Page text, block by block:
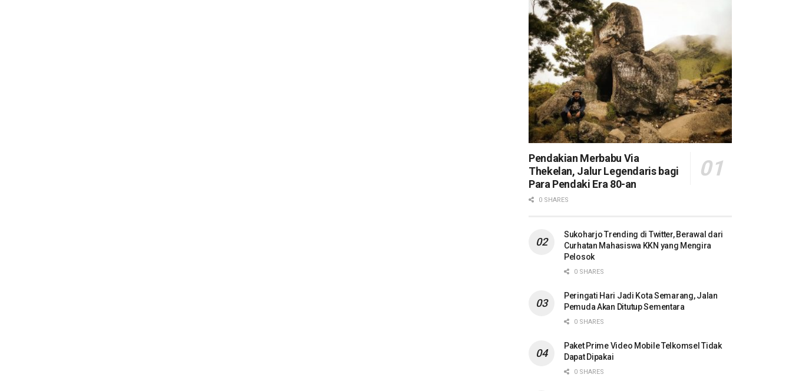
Pendakian Merbabu Via
Thekelan, Jalur Legendaris bagi
Para Pendaki Era 80-an
0 SHARES
Sukoharjo Trending di Twitter, Berawal dari
Curhatan Mahasiswa KKN yang Mengira
Pelosok
0 SHARES
Peringati Hari Jadi Kota Semarang, Jalan
Pemuda Akan Ditutup Sementara
0 SHARES
Paket Prime Video Mobile Telkomsel Tidak
Dapat Dipakai
0 SHARES